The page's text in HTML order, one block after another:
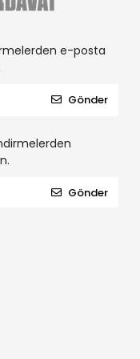
e-posta
Gönder
Gönder